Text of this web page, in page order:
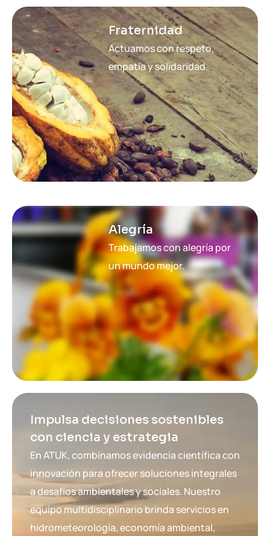
Fraternidad
Actuamos con respeto,
empatía y solidaridad.
Alegría
Trabajamos con alegría por
un mundo mejor.
Impulsa decisiones sostenibles
con ciencia y estrategia
En ATUK, combinamos evidencia científica con
innovación para ofrecer soluciones integrales
a desafíos ambientales y sociales. Nuestro
equipo multidisciplinario brinda servicios en
hidrometeorología, economía ambiental,